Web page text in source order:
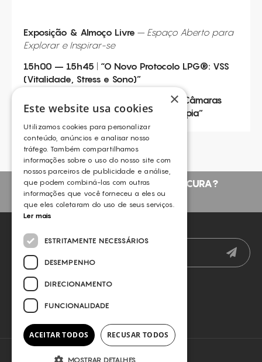
Exposição & Almoço Livre – Espaço Aberto para
Explorar e Inspirar-se
15h00 – 15h45
“O Novo Protocolo LPG®: VSS
(Vitalidade, Stress e Sono)”
Os Benefícios das Câmaras
Hiperbáricas na Estética e na Fisioterapia”
NÃO ENCONTROU O QUE PROCURA?
FALE CONNOSCO
×
Este website usa cookies
Utilizamos cookies para personalizar
conteúdo, anúncios e analisar nosso
tráfego. Também compartilhamos
informações sobre o uso do nosso site com
nossos parceiros de publicidade e análise,
que podem combiná-las com outras
informações que você forneceu a eles ou
que eles coletaram do uso de seus serviços.
Ler mais
ESTRITAMENTE NECESSÁRIOS
DESEMPENHO
DIRECIONAMENTO
FUNCIONALIDADE
ACEITAR TODOS RECUSAR TODOS
MOSTRAR DETALHES